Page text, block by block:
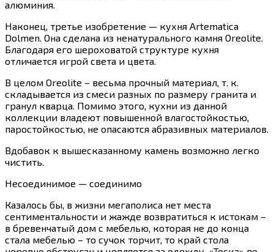
алюминия.
Наконец, третье изобретение — кухня Artematica
Dolmen. Она сделана из ненатурального камня Oreolite.
Благодаря его шероховатой структуре кухня
отличается игрой света и цвета.
В целом Oreolite – весьма прочный материал, т. к.
складывается из смеси разных по размеру гранита и
гранул кварца. Помимо этого, кухни из данной
коллекции владеют повышенной влагостойкостью,
паростойкостью, не опасаются абразивных материалов.
Вдобавок к вышесказанному камень возможно легко
чистить.
Несоединимое — соединимо
Казалось бы, в жизни мегаполиса нет места
сентиментальности и жажде возвратиться к истокам –
в бревенчатый дом с мебелью, которая не до конца
стала мебелью – то сучок торчит, то край стола